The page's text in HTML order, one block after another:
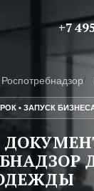
+7
• ЗАПУСК